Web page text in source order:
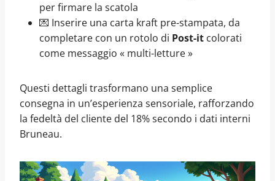
per firmare la scatola
💌 Inserire una carta kraft pre-stampata, da
completare con un rotolo di Post-it colorati
come messaggio « multi-letture »
Questi dettagli trasformano una semplice
consegna in un’esperienza sensoriale, rafforzando
la fedeltà del cliente del 18% secondo i dati interni
Bruneau.